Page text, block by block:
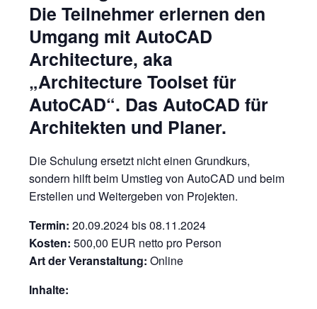
Die Teilnehmer erlernen den
Umgang mit AutoCAD
Architecture, aka
„Architecture Toolset für
AutoCAD“. Das AutoCAD für
Architekten und Planer.
Die Schulung ersetzt nicht einen Grundkurs,
sondern hilft beim Umstieg von AutoCAD und beim
Erstellen und Weitergeben von Projekten.
Termin: 20.09.2024 bis 08.11.2024
Kosten: 500,00 EUR netto pro Person
Art der Veranstaltung: Online
Inhalte: